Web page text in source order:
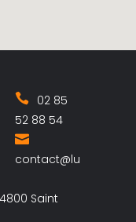
02 85
52 88 54
contact@lu
Saint